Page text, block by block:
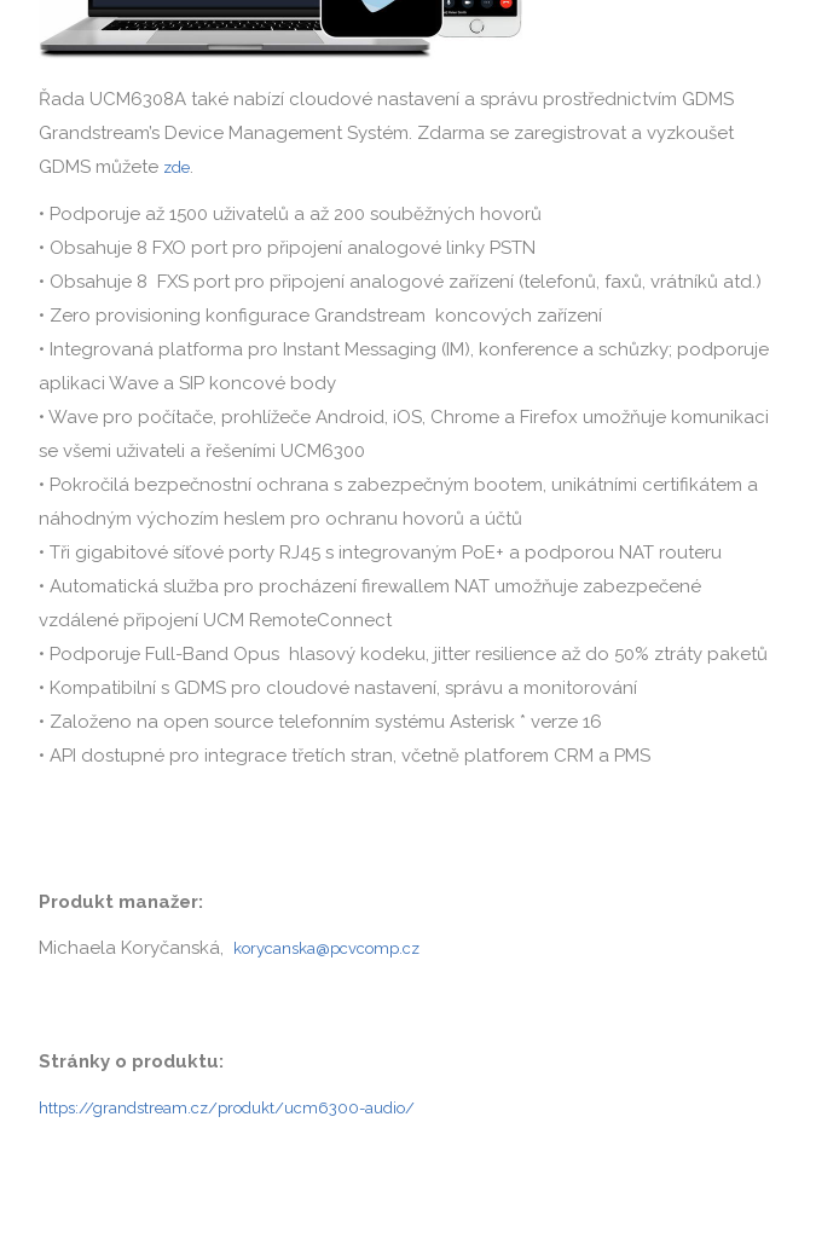
Řada UCM6308A také nabízí cloudové nastavení a správu prostřednictvím GDMS
Grandstream’s Device Management Systém. Zdarma se zaregistrovat a vyzkoušet
GDMS můžete zde.
• Podporuje až 1500 uživatelů a až 200 souběžných hovorů
• Obsahuje 8 FXO port pro připojení analogové linky PSTN
• Obsahuje 8 FXS port pro připojení analogové zařízení (telefonů, faxů, vrátníků atd.)
• Zero provisioning konfigurace Grandstream koncových zařízení
• Integrovaná platforma pro Instant Messaging (IM), konference a schůzky; podporuje
aplikaci Wave a SIP koncové body
• Wave pro počítače, prohlížeče Android, iOS, Chrome a Firefox umožňuje komunikaci
se všemi uživateli a řešeními UCM6300
• Pokročilá bezpečnostní ochrana s zabezpečným bootem, unikátními certifikátem a
náhodným výchozím heslem pro ochranu hovorů a účtů
• Tři gigabitové síťové porty RJ45 s integrovaným PoE+ a podporou NAT routeru
• Automatická služba pro procházení firewallem NAT umožňuje zabezpečené
vzdálené připojení UCM RemoteConnect
• Podporuje Full-Band Opus hlasový kodeku, jitter resilience až do 50% ztráty paketů
• Kompatibilní s GDMS pro cloudové nastavení, správu a monitorování
• Založeno na open source telefonním systému Asterisk * verze 16
• API dostupné pro integrace třetích stran, včetně platforem CRM a PMS
Produkt manažer:
Michaela Koryčanská, korycanska@pcvcomp.cz
Stránky o produktu:
https://grandstream.cz/produkt/ucm6300-audio/